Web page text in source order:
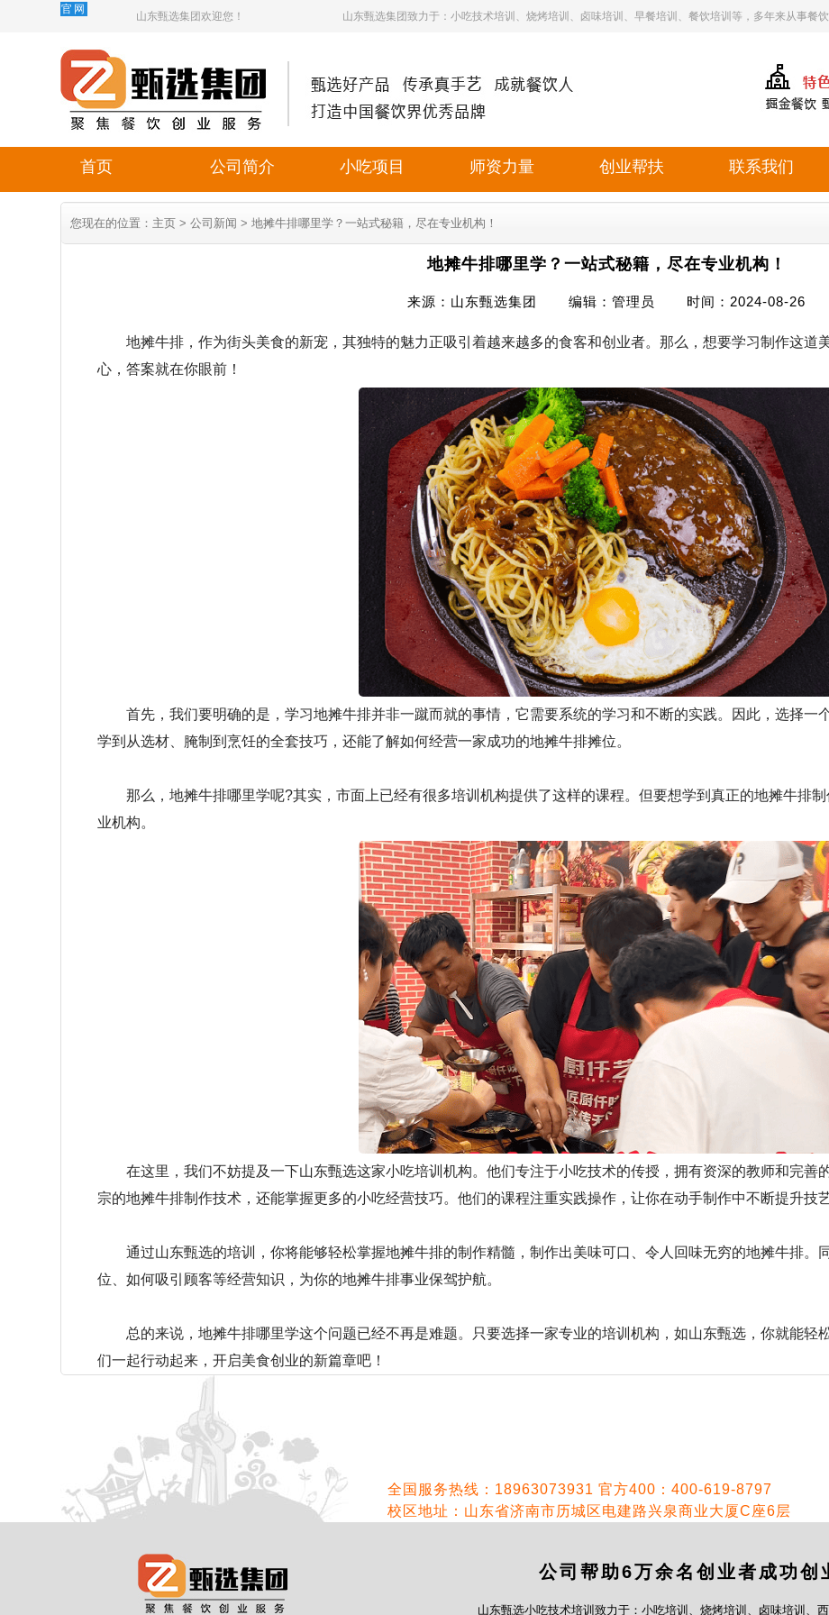
官网
山东甄选集团欢迎您！ 山东甄选集团致力于：小吃技术培训、烧烤培训、卤味培训、早餐培训、餐饮培训等，多年来从事餐饮
首页 公司简介 小吃项目 师资力量 创业帮扶 联系我们
您现在的位置： 主页 > 公司新闻 > 地摊牛排哪里学？一站式秘籍，尽在专业机构！
地摊牛排哪里学？一站式秘籍，尽在专业机构！
来源：山东甄选集团 编辑：管理员 时间：2024-08-26
地摊牛排，作为街头美食的新宠，其独特的魅力正吸引着越来越多的食客和创业者。那么，想要学习制作这道
心，答案就在你眼前！
首先，我们要明确的是，学习地摊牛排并非一蹴而就的事情，它需要系统的学习和不断的实践。因此，选择一
学到从选材、腌制到烹饪的全套技巧，还能了解如何经营一家成功的地摊牛排摊位。
那么，地摊牛排哪里学呢?其实，市面上已经有很多培训机构提供了这样的课程。但要想学到真正的地摊牛排
业机构。
在这里，我们不妨提及一下山东甄选这家小吃培训机构。他们专注于小吃技术的传授，拥有资深的教师和完善
宗的地摊牛排制作技术，还能掌握更多的小吃经营技巧。他们的课程注重实践操作，让你在动手制作中不断提升技
通过山东甄选的培训，你将能够轻松掌握地摊牛排的制作精髓，制作出美味可口、令人回味无穷的地摊牛排。
位、如何吸引顾客等经营知识，为你的地摊牛排事业保驾护航。
总的来说，地摊牛排哪里学这个问题已经不再是难题。只要选择一家专业的培训机构，如山东甄选，你就能轻
们一起行动起来，开启美食创业的新篇章吧！
全国服务热线：18963073931 官方400：400-619-8797
校区地址：山东省济南市历城区电建路兴泉商业大厦C座6层
公司帮助6万余名创业者成功创
山东甄选小吃技术培训致力于：小吃培训、烧烤培训、卤味培训、